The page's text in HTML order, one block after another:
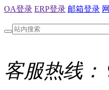
OA登录 ERP登录 邮箱登录
客服热线：